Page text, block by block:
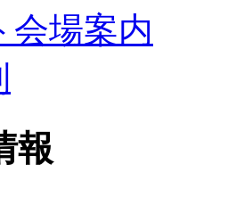
会場案内
報